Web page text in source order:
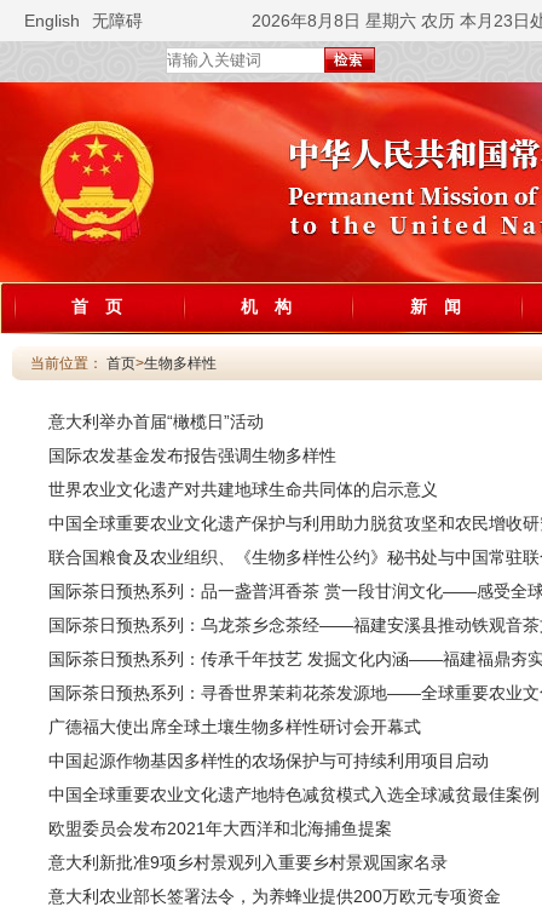
English 无障碍 2026年8月8日 星期六 农历 本月23日
首 页 机 构 新 闻
当前位置： 首页>生物多样性
意大利举办首届“橄榄日”活动
国际农发基金发布报告强调生物多样性
世界农业文化遗产对共建地球生命共同体的启示意义
中国全球重要农业文化遗产保护与利用助力脱贫攻坚和农民增收
联合国粮食及农业组织、《生物多样性公约》秘书处与中国常驻
国际茶日预热系列：品一盏普洱香茶 赏一段甘润文化——感受全
国际茶日预热系列：乌龙茶乡念茶经——福建安溪县推动铁观音茶
国际茶日预热系列：传承千年技艺 发掘文化内涵——福建福鼎夯
国际茶日预热系列：寻香世界茉莉花茶发源地——全球重要农业
广德福大使出席全球土壤生物多样性研讨会开幕式
中国起源作物基因多样性的农场保护与可持续利用项目启动
中国全球重要农业文化遗产地特色减贫模式入选全球减贫最佳案例
欧盟委员会发布2021年大西洋和北海捕鱼提案
意大利新批准9项乡村景观列入重要乡村景观国家名录
意大利农业部长签署法令，为养蜂业提供200万欧元专项资金